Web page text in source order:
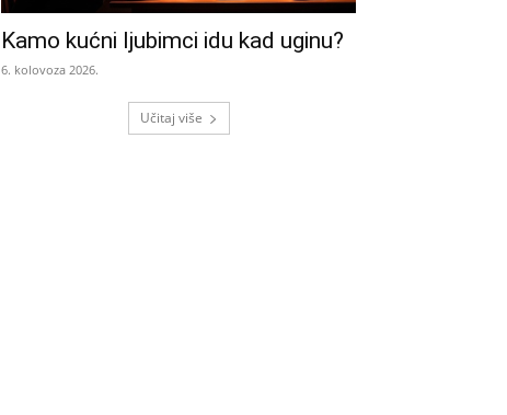
Kamo kućni ljubimci idu kad uginu?
6. kolovoza 2026.
Učitaj više